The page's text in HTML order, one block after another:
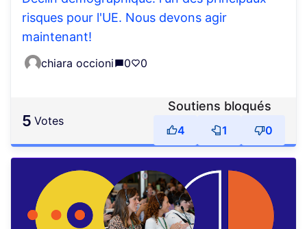
risques pour l'UE. Nous devons agir
maintenant!
chiara occioni 0 0
5 votes
Soutiens bloqués
4 1 0